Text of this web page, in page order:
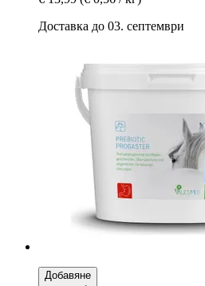
Доставка до 03. септември
Добавяне